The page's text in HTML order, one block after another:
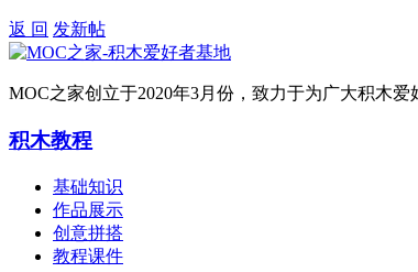
返 回 发新帖
MOC之家创立于2020年3月份，致力于为广大积木
积木教程
基础知识
作品展示
创意拼搭
教程课件